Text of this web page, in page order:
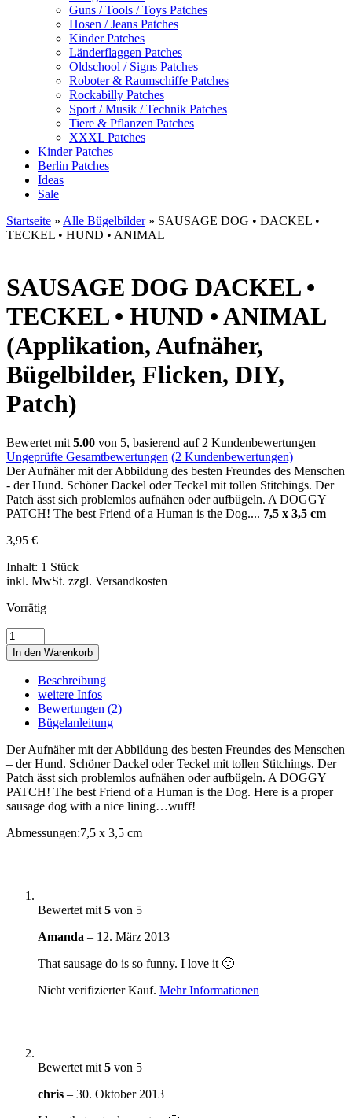
Guns / Tools / Toys Patches
Hosen / Jeans Patches
Kinder Patches
Länderflaggen Patches
Oldschool / Signs Patches
Roboter & Raumschiffe Patches
Rockabilly Patches
Sport / Musik / Technik Patches
Tiere & Pflanzen Patches
XXXL Patches
Kinder Patches
Berlin Patches
Ideas
Sale
Startseite » Alle Bügelbilder» SAUSAGE DOG • DACKEL •
TECKEL • HUND • ANIMAL
SAUSAGE DOG DACKEL •
TECKEL • HUND • ANIMAL
(Applikation, Aufnäher,
Bügelbilder, Flicken, DIY,
Patch)
Bewertet mit 5.00 von 5, basierend auf 2 Kundenbewertungen
Ungeprüfte Gesamtbewertungen (2 Kundenbewertungen)
Der Aufnäher mit der Abbildung des besten Freundes des Menschen
- der Hund. Schöner Dackel oder Teckel mit tollen Stitchings. Der
Patch ässt sich problemlos aufnähen oder aufbügeln. A DOGGY
PATCH! The best Friend of a Human is the Dog.... 7,5 x 3,5 cm
3,95 €
Inhalt: 1 Stück
inkl. MwSt. zzgl. Versandkosten
Vorrätig
SAUSAGE
DOG
•
DACKEL
TECKEL
HUND
•
ANIMAL
Menge
In den Warenkorb
Beschreibung
weitere Infos
Bewertungen (2)
Bügelanleitung
Der Aufnäher mit der Abbildung des besten Freundes des Menschen
– der Hund. Schöner Dackel oder Teckel mit tollen Stitchings. Der
Patch ässt sich problemlos aufnähen oder aufbügeln. A DOGGY
PATCH! The best Friend of a Human is the Dog. Here is a proper
sausage dog with a nice lining…wuff!
Abmessungen:7,5 x 3,5 cm
Bewertet mit 5 von 5
Amanda – 12. März 2013
That sausage do is so funny. I love it 🙂
Nicht verifizierter Kauf. Mehr Informationen
Bewertet mit 5 von 5
chris – 30. Oktober 2013